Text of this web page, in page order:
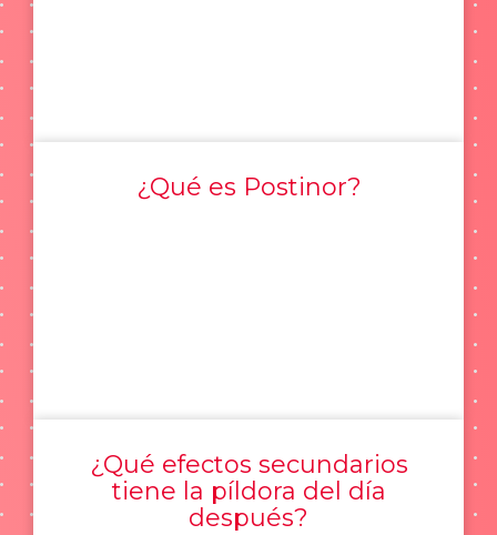
¿Qué es Postinor?
¿Qué efectos secundarios
tiene la píldora del día
después?